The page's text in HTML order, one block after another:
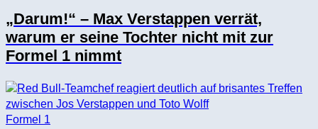
„Darum!“ – Max Verstappen verrät,
warum er seine Tochter nicht mit zur
Formel 1 nimmt
Formel 1